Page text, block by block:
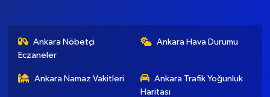
Ankara Nöbetçi
Eczaneler
Ankara Hava Durumu
Ankara Namaz Vakitleri
Ankara Trafik Yoğunluk
Haritası